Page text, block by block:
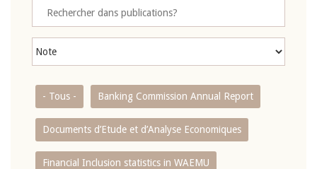
- Tous - Banking Commission Annual Report
Documents d’Etude et d’Analyse Economiques
Financial Inclusion statistics in WAEMU